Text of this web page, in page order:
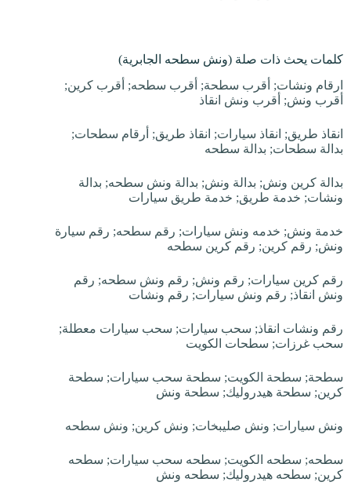
كلمات يحث ذات صلة (ونش سطحه الجابرية)
ارقام ونشات; أقرب سطحة; أقرب سطحه; أقرب كرين;
أقرب ونش; أقرب ونش انقاذ
انقاذ طريق; انقاذ سيارات; انقاذ طريق; أرقام سطحات;
بدالة سطحات; بدالة سطحه
بدالة كرين ونش; بدالة ونش; بدالة ونش سطحه; بدالة
ونشات; خدمة طريق; خدمة طريق سيارات
خدمة ونش; خدمه ونش سيارات; رقم سطحه; رقم سيارة
ونش; رقم كرين; رقم كرين سطحه
رقم كرين سيارات; رقم ونش; رقم ونش سطحه; رقم
ونش انقاذ; رقم ونش سيارات; رقم ونشات
رقم ونشات انقاذ; سحب سيارات; سحب سيارات معطلة;
سحب غرزات; سطحات الكويت
سطحة; سطحة الكويت; سطحة سحب سيارات; سطحة
كرين; سطحة هيدروليك; سطحة ونش
ونش سيارات; ونش صليبخات; ونش كرين; ونش سطحه
سطحه; سطحه الكويت; سطحه سحب سيارات; سطحه
كرين; سطحه هيدروليك; سطحه ونش